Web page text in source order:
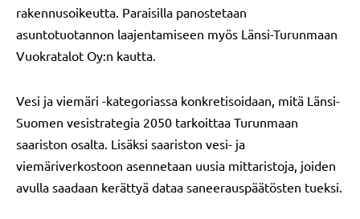
rakennusoikeutta. Paraisilla panostetaan
asuntotuotannon laajentamiseen myös Länsi-Turunmaan
Vuokratalot Oy:n kautta.
Vesi ja viemäri -kategoriassa konkretisoidaan, mitä Länsi-
Suomen vesistrategia 2050 tarkoittaa Turunmaan
saariston osalta. Lisäksi saariston vesi- ja
viemäriverkostoon asennetaan uusia mittaristoja, joiden
avulla saadaan kerättyä dataa saneerauspäätösten tueksi.